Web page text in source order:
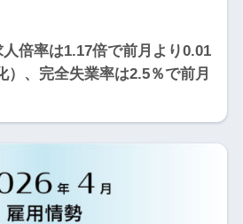
倍率は1.17倍で前月より0.01
）、完全失業率は2.5％で前月